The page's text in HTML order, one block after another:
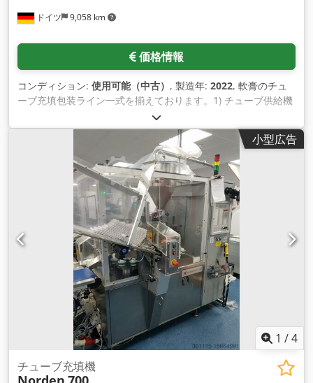
さい。梱包作業についてお気軽にお問い合わせください。 - 通
ります。さらに、お客様の仕様に合わせて製造される機械の納
期は約 3 週間と非常に短くなっています。 - すべてのマシンに
ドイツ 9,058 km
価格情報
コンディション: 使用可能（中古） , 製造年: 2022, 軟膏のチュ
ーブ充填包装ライン一式を揃えております。1) チューブ供給機
IWK TZK 200、製造年：1991年 2) チューブ充填機 IWK TFS
30、製造年：1991年 3) カートナー IWK CPS-R、製造年：1991
年 4) シリアライザー Laetus MV-70-F-130-TL、製造年：2019
年 5) チェックウェイガー Mettler & Toledo C3570、製造年：
2019年 6) バンドルパッカー Kiener ASK 450、製造年：1993
年 7) ケースパッカー Skinetta PAL 145、製造年：1997年 8) パ
レタイザー Skinetta PAL 1400、製造年：1997年パレタイザー
Skinetta PAL 1400、製造年：1997年 9）水平層流機
Marchhart LF-ZP-Horizontal、製造年：2020年 10）アキュム
レーティングローラーコンベア RBS 140、製造年：1998年
11）軟膏ポンプ Netzsch BEF200/NM045BH、製造年：2022年
資料あり。現地調査も可能です。 Dcedpfsuf T Nlsx Afmsk
小型広告
1 /4
チューブ充填機